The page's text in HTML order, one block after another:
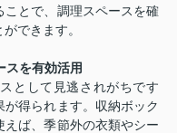
ことで、調理スペースを確
できます。
スを有効活用
として見逃されがちです
得られます。収納ボック
えば、季節外の衣類やシー